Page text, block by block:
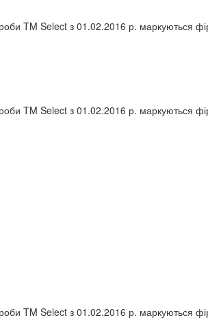
TM Select з 01.02.2016 р. маркуються
TM Select з 01.02.2016 р. маркуються
TM Select з 01.02.2016 р. маркуються